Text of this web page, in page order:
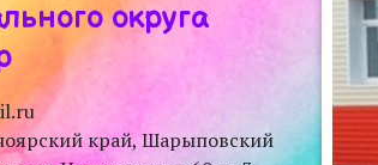
округа
край, Шарыповский